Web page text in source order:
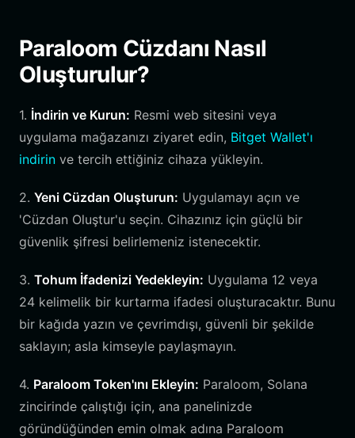
Paraloom Cüzdanı Nasıl
Oluşturulur?
1. İndirin ve Kurun: Resmi web sitesini veya
uygulama mağazanızı ziyaret edin, Bitget Wallet'ı
indirin ve tercih ettiğiniz cihaza yükleyin.
2. Yeni Cüzdan Oluşturun: Uygulamayı açın ve
'Cüzdan Oluştur'u seçin. Cihazınız için güçlü bir
güvenlik şifresi belirlemeniz istenecektir.
3. Tohum İfadenizi Yedekleyin: Uygulama 12 veya
24 kelimelik bir kurtarma ifadesi oluşturacaktır. Bunu
bir kağıda yazın ve çevrimdışı, güvenli bir şekilde
saklayın; asla kimseyle paylaşmayın.
4. Paraloom Token'ını Ekleyin: Paraloom, Solana
zincirinde çalıştığı için, ana panelinizde
göründüğünden emin olmak adına Paraloom